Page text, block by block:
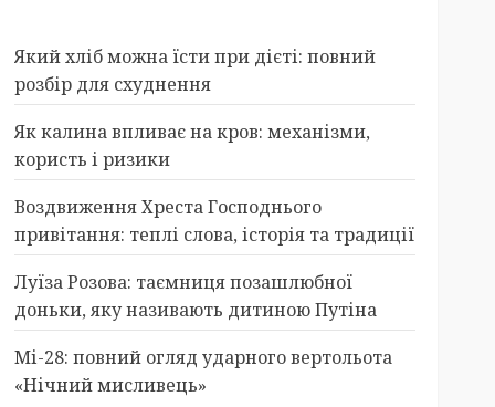
Який хліб можна їсти при дієті: повний
розбір для схуднення
Як калина впливає на кров: механізми,
користь і ризики
Воздвиження Хреста Господнього
привітання: теплі слова, історія та традиції
Луїза Розова: таємниця позашлюбної
доньки, яку називають дитиною Путіна
Мі-28: повний огляд ударного вертольота
«Нічний мисливець»